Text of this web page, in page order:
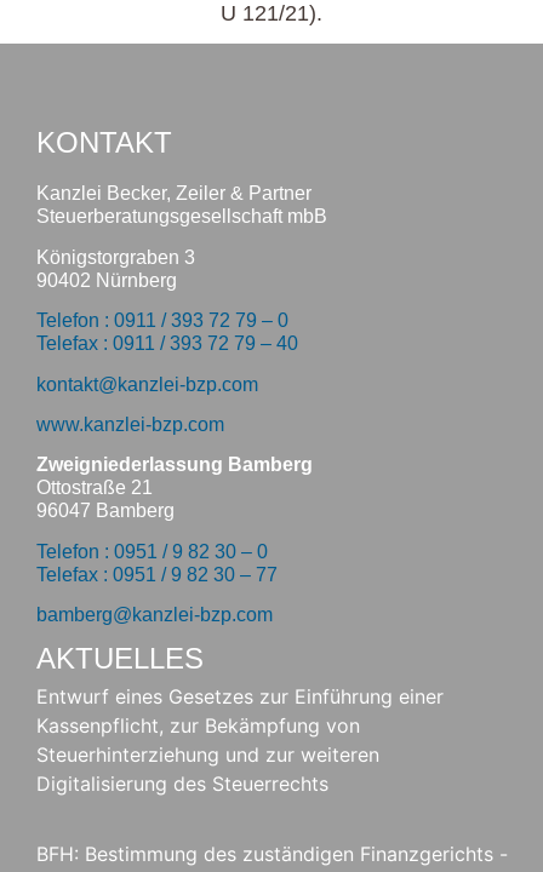
U 121/21).
KONTAKT
Kanzlei Becker, Zeiler & Partner
Steuerberatungsgesellschaft mbB
Königstorgraben 3
90402 Nürnberg
Telefon : 0911 / 393 72 79 – 0
Telefax : 0911 / 393 72 79 – 40
kontakt@kanzlei-bzp.com
www.kanzlei-bzp.com
Zweigniederlassung Bamberg
Ottostraße 21
96047 Bamberg
Telefon : 0951 / 9 82 30 – 0
Telefax : 0951 / 9 82 30 – 77
bamberg@kanzlei-bzp.com
AKTUELLES
Entwurf eines Gesetzes zur Einführung einer
Kassenpflicht, zur Bekämpfung von
Steuerhinterziehung und zur weiteren
Digitalisierung des Steuerrechts
BFH: Bestimmung des zuständigen Finanzgerichts -